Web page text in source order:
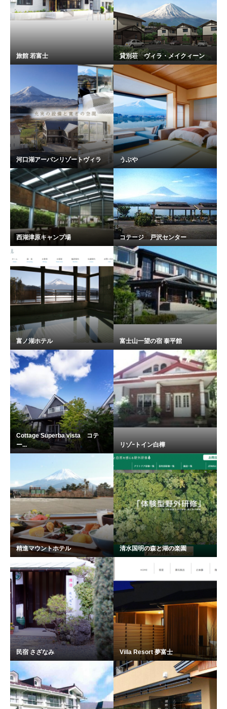
旅館 若富士 貸別荘 ヴィラ・メイクィーン
河口湖アーバンリゾートヴィラ うぶや
西湖津原キャンプ場 コテージ 戸沢センター
富ノ湖ホテル 富士山一望の宿 泰平館
Cottage Superba vista コテ
ー...
リゾｰトイン白樺
精進マウントホテル 清水国明の森と湖の楽園
民宿 さざなみ Villa Resort 夢富士